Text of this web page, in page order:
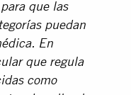
que las
puedan
En
que regula
como